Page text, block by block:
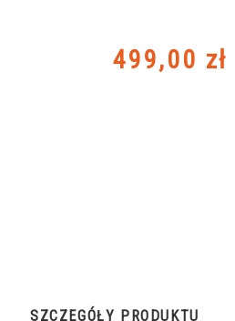
Cena
499,00 zł
SZCZEGÓŁY PRODUKTU